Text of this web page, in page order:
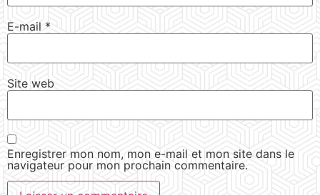
E-mail *
Site web
Enregistrer mon nom, mon e-mail et mon site dans le
navigateur pour mon prochain commentaire.